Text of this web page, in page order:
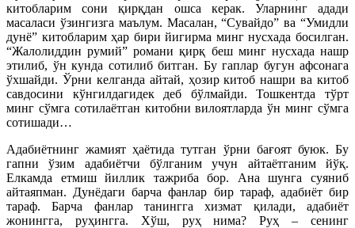
китобларим сони қирқдан ошса керак. Уларнинг адади
масаласи ўзингизга маълум. Масалан, “Сувайдо” ва “Умидли
дунё” китобларим ҳар бири йигирма минг нусхада босилган.
“Жалолиддин румий” романи қирқ беш минг нусхада нашр
этилиб, ўн кунда сотилиб битган. Бу гаплар бугун афсонага
ўхшайди. Ўрни келганда айтай, ҳозир китоб нашри ва китоб
савдосини кўнгилдагидек деб бўлмайди. Тошкентда тўрт
минг сўмга сотилаётган китобни вилоятларда ўн минг сўмга
сотишади…
Адабиётнинг жамият ҳаётида тутган ўрни бағоят буюк. Бу
гапни ўзим адабиётчи бўлганим учун айтаётганим йўқ.
Елкамда етмиш йиллик тажриба бор. Ана шунга суяниб
айтаяпман. Дунёдаги барча фанлар бир тараф, адабиёт бир
тараф. Барча фанлар танингга хизмат қилади, адабиёт
жонингга, руҳингга. Хўш, руҳ нима? Руҳ – сенинг